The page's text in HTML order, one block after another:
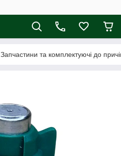
Запчастини та комплектуючі до